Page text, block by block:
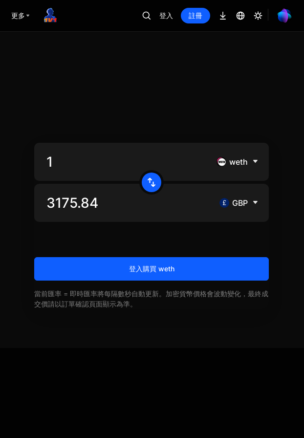
更多 登入 註冊
weth
GBP
登入購買 weth
當前匯率 = 即時匯率將每隔數秒自動更新。加密貨幣價格會波動變化，最終成
交價請以訂單確認頁面顯示為準。